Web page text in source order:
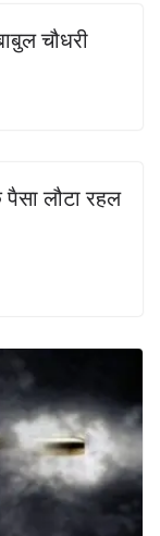
चौधरी
लौटा रहल